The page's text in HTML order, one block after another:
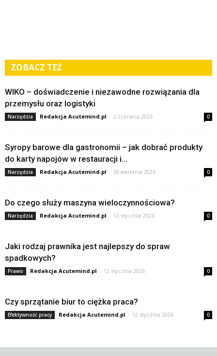
ZOBACZ TEŻ
WIKO – doświadczenie i niezawodne rozwiązania dla
przemysłu oraz logistyki
Narzędzia Redakcja Acutemind.pl - 2 czerwca 2026 0
Syropy barowe dla gastronomii – jak dobrać produkty
do karty napojów w restauracji i...
Narzędzia Redakcja Acutemind.pl - 30 kwietnia 2026 0
Do czego służy maszyna wieloczynnościowa?
Narzędzia Redakcja Acutemind.pl - 12 stycznia 2026 0
Jaki rodzaj prawnika jest najlepszy do spraw
spadkowych?
Prawo Redakcja Acutemind.pl - 12 stycznia 2026 0
Czy sprzątanie biur to ciężka praca?
Efektywność pracy Redakcja Acutemind.pl - 12 stycznia 2026 0